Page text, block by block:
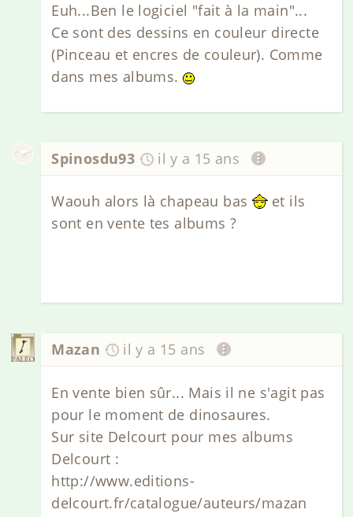
Euh...Ben le logiciel "fait à la main"...
Ce sont des dessins en couleur directe
(Pinceau et encres de couleur). Comme
dans mes albums.
Spinosdu93 il y a 15 ans
Waouh alors là chapeau bas
et ils
sont en vente tes albums ?
Mazan il y a 15 ans
En vente bien sûr... Mais il ne s'agit pas
pour le moment de dinosaures.
Sur site Delcourt pour mes albums
Delcourt :
http://www.editions-
delcourt.fr/catalogue/auteurs/mazan